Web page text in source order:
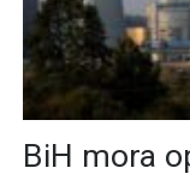
BiH mora